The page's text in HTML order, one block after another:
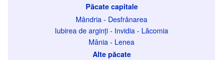
Păcate capitale
Mândria- Desfrânarea
Iubirea de arginți- Invidia- Lăcomia
Mânia- Lenea
Alte păcate